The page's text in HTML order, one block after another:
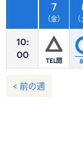
10:
00
7
（金） （
TEL問
< 前の週